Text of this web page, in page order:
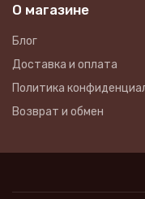
О магазине
Блог
Доставка и оплата
Политика
Возврат и обмен